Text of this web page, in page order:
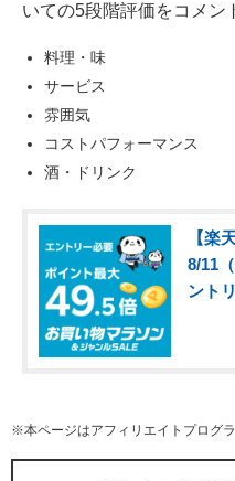
いての5段階評価をコメン
料理・味
サービス
雰囲気
コストパフォーマンス
酒・ドリンク
【楽
8/11
ント
※本ページはアフィリエイトプログ